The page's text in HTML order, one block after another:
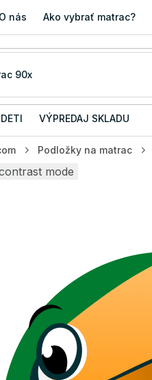
O nás Ako vybrať matrac?
VÝPREDAJ SKLADU
Podložky na matrac
mode